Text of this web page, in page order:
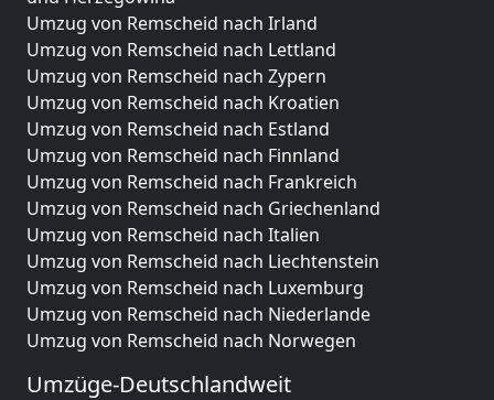
Umzug von Remscheid nach Irland
Umzug von Remscheid nach Lettland
Umzug von Remscheid nach Zypern
Umzug von Remscheid nach Kroatien
Umzug von Remscheid nach Estland
Umzug von Remscheid nach Finnland
Umzug von Remscheid nach Frankreich
Umzug von Remscheid nach Griechenland
Umzug von Remscheid nach Italien
Umzug von Remscheid nach Liechtenstein
Umzug von Remscheid nach Luxemburg
Umzug von Remscheid nach Niederlande
Umzug von Remscheid nach Norwegen
Umzüge-Deutschlandweit